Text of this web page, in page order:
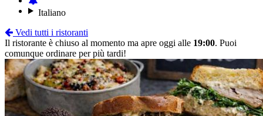
Italiano
Vedi tutti i ristoranti
Il ristorante è chiuso al momento ma apre oggi alle 19:00. Puoi
comunque ordinare per più tardi!